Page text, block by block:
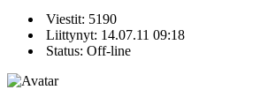
Viestit: 5190
Liittynyt: 14.07.11 09:18
Status: Off-line